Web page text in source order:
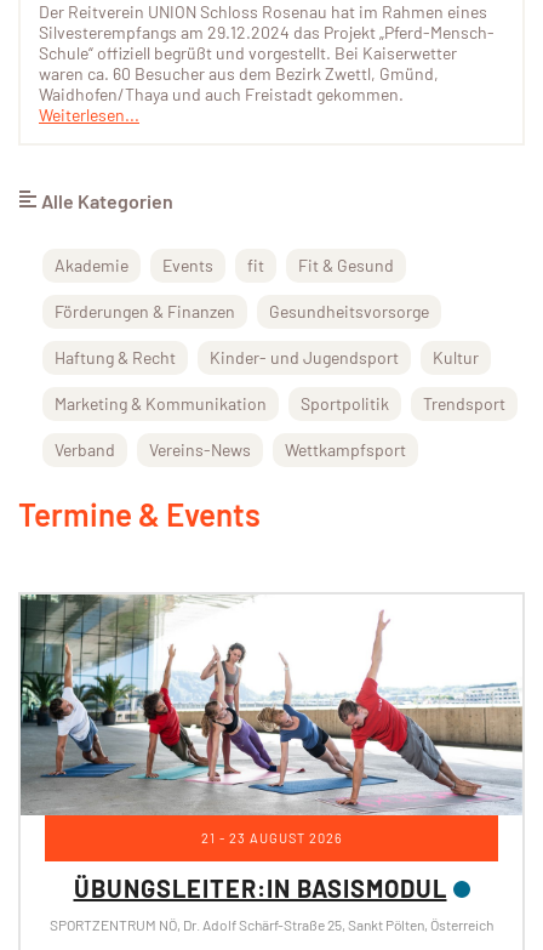
Der Reitverein UNION Schloss Rosenau hat im Rahmen eines
Silvesterempfangs am 29.12.2024 das Projekt „Pferd-Mensch-
Schule“ offiziell begrüßt und vorgestellt. Bei Kaiserwetter
waren ca. 60 Besucher aus dem Bezirk Zwettl, Gmünd,
Waidhofen/Thaya und auch Freistadt gekommen.
Weiterlesen...
Alle Kategorien
Akademie Events fit Fit & Gesund
Förderungen & Finanzen Gesundheitsvorsorge
Haftung & Recht Kinder- und Jugendsport Kultur
Marketing & Kommunikation Sportpolitik Trendsport
Verband Vereins-News Wettkampfsport
Termine & Events
21 - 23 AUGUST 2026
ÜBUNGSLEITER:IN BASISMODUL
SPORTZENTRUM NÖ, Dr. Adolf Schärf-Straße 25, Sankt Pölten, Österreich